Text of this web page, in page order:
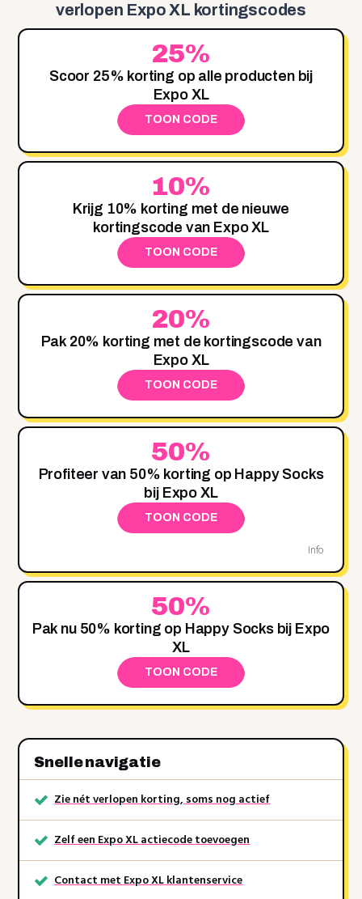
verlopen Expo XL kortingscodes
25%
Scoor 25% korting op alle producten bij
Expo XL
TOON CODE
10%
Krijg 10% korting met de nieuwe
kortingscode van Expo XL
TOON CODE
20%
Pak 20% korting met de kortingscode van
Expo XL
TOON CODE
50%
Profiteer van 50% korting op Happy Socks
bij Expo XL
TOON CODE
Info
50%
Pak nu 50% korting op Happy Socks bij Expo
XL
TOON CODE
Snelle navigatie
Zie nét verlopen korting, soms nog actief
Zelf een Expo XL actiecode toevoegen
Contact met Expo XL klantenservice